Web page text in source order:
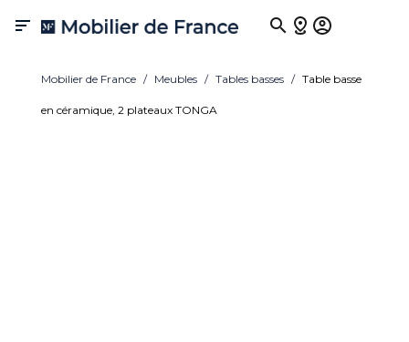

Mobilier de France Meubles Tables basses Table basse
en céramique, 2 plateaux TONGA